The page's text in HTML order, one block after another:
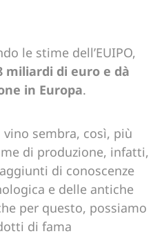
le stime dell’EUIPO,
miliardi di euro e dà
in Europa.
sembra, così, più
di produzione, infatti,
di conoscenze
e delle antiche
per questo, possiamo
di fama